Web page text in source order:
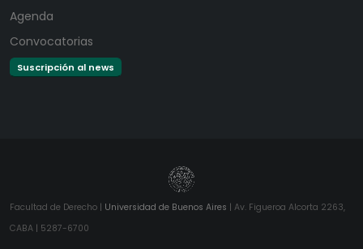
Agenda
Convocatorias
Suscripción al news
Facultad de Derecho | Universidad de Buenos Aires | Av. Figueroa Alcorta 2263,
CABA | 5287-6700